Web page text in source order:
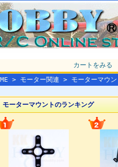
カートをみる
> モーター関連 > モーターマウン
モーターマウントのランキング